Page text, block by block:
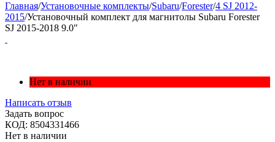
Главная/Установочные комплекты/Subaru/Forester/4 SJ 2012-
2015/Установочный комплект для магнитолы Subaru Forester
SJ 2015-2018 9.0"
Нет в наличии
Написать отзыв
Задать вопрос
КОД: 8504331466
Нет в наличии